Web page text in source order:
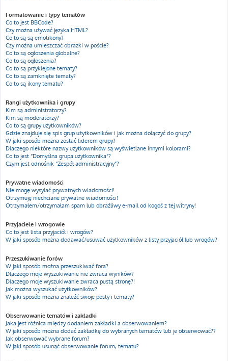
Formatowanie i typy tematów
Co to jest BBCode?
Czy można używać języka HTML?
Co to są są emotikony?
Czy można umieszczać obrazki w poście?
Co to są ogłoszenia globalne?
Co to są ogłoszenia?
Co to są przyklejone tematy?
Co to są zamknięte tematy?
Co to są ikony tematu?
Rangi użytkownika i grupy
Kim są administratorzy?
Kim są moderatorzy?
Co to są grupy użytkowników?
Gdzie znajduje się spis grup użytkowników i jak można dołączyć do grupy?
W jaki sposób można zostać liderem grupy?
Dlaczego niektóre nazwy użytkowników są wyświetlane innymi kolorami?
Co to jest “Domyślna grupa użytkownika”?
Czym jest odnośnik “Zespół administracyjny”?
Prywatne wiadomości
Nie mogę wysyłać prywatnych wiadomości!
Otrzymuję niechciane prywatne wiadomości!
Otrzymałem/otrzymałam spam lub obraźliwy e-mail od kogoś z tej witryny!
Przyjaciele i wrogowie
Co to jest lista przyjaciół i wrogów?
W jaki sposób można dodawać/usuwać użytkowników z listy przyjaciół lub wrogów?
Przeszukiwanie forów
W jaki sposób można przeszukiwać fora?
Dlaczego moje wyszukiwanie nie zwraca wyników?
Dlaczego moje wyszukiwanie zwraca pustą stronę?!
Jak można wyszukać użytkowników?
W jaki sposób można znaleźć swoje posty i tematy?
Obserwowanie tematów i zakładki
Jaka jest różnica między dodaniem zakładki a obserwowaniem?
W jaki sposób można dodać zakładkę do wybranych tematów lub je obserwować??
Jak obserwować wybrane forum?
W jaki sposób usunąć obserwowanie forum, tematu?